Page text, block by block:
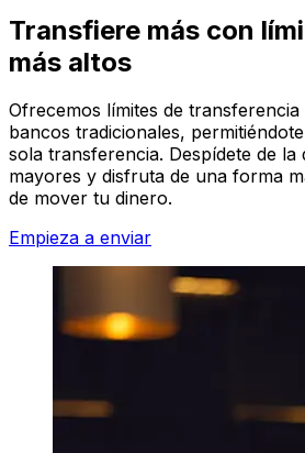
Transfiere más con
más altos
Ofrecemos límites de transferencia
bancos tradicionales,
sola transferencia. Despídete de la
mayores y disfruta de una forma
de mover tu dinero.
Empieza a enviar